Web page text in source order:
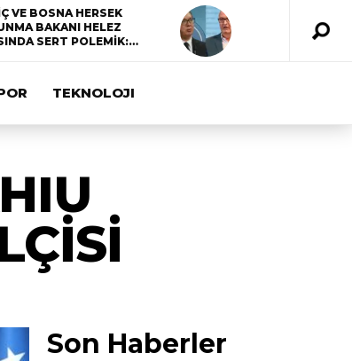
VE BOSNA HERSEK
BAKANI HELEZ
SERT POLEMİK:…
TEKNOLOJI
Son Haberler